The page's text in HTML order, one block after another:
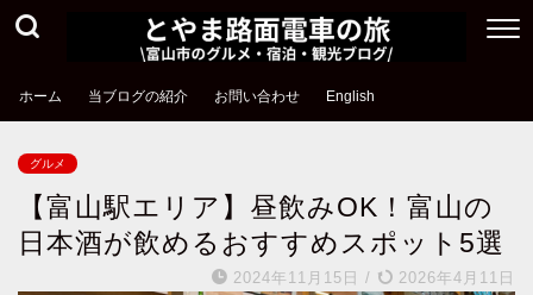
ホーム 当ブログの紹介 お問い合わせ English
グルメ
【富山駅エリア】昼飲みOK！富山の
日本酒が飲めるおすすめスポット5選
2024年11月15日 / 2026年4月11日